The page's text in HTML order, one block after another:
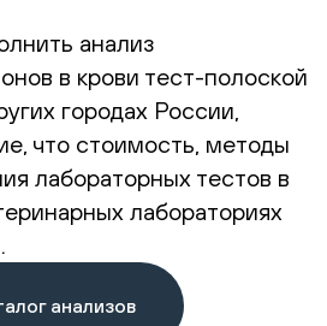
анализ
в крови тест-полоской
городах России,
что стоимость, методы
лабораторных тестов в
лабораториях
анализов